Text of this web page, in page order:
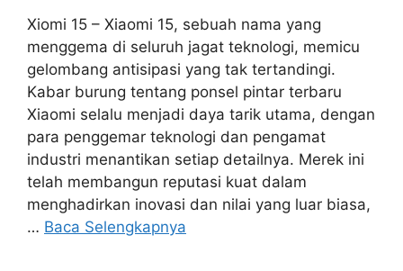
Xiomi 15 – Xiaomi 15, sebuah nama yang
menggema di seluruh jagat teknologi, memicu
gelombang antisipasi yang tak tertandingi.
Kabar burung tentang ponsel pintar terbaru
Xiaomi selalu menjadi daya tarik utama, dengan
para penggemar teknologi dan pengamat
industri menantikan setiap detailnya. Merek ini
telah membangun reputasi kuat dalam
menghadirkan inovasi dan nilai yang luar biasa,
… Baca Selengkapnya